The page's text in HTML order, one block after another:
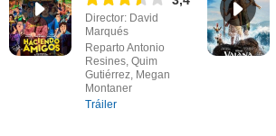
Director: David
Marqués
Reparto Antonio
Resines, Quim
Gutiérrez, Megan
Montaner
Tráiler